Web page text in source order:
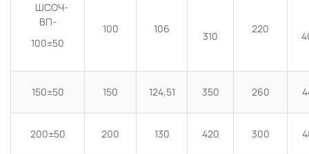
ШСОЧ-
ВП-
100±50
100 106
310
220
150±50 150 124,51 350 260
200±50 200 130 420 300